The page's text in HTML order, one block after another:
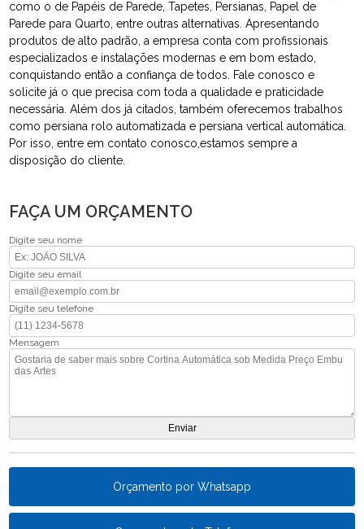
como o de Papéis de Parede, Tapetes, Persianas, Papel de
Parede para Quarto, entre outras alternativas. Apresentando
produtos de alto padrão, a empresa conta com profissionais
especializados e instalações modernas e em bom estado,
conquistando então a confiança de todos. Fale conosco e
solicite já o que precisa com toda a qualidade e praticidade
necessária. Além dos já citados, também oferecemos trabalhos
como persiana rolo automatizada e persiana vertical automática.
Por isso, entre em contato conosco,estamos sempre a
disposição do cliente.
FAÇA UM ORÇAMENTO
Digite seu nome
Digite seu email
Digite seu telefone
Mensagem
Orçamento por Whatsapp